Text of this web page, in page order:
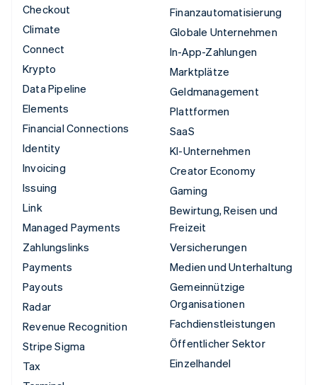
Checkout
Climate
Connect
Krypto
Data Pipeline
Elements
Financial Connections
Identity
Invoicing
Issuing
Link
Managed Payments
Zahlungslinks
Payments
Payouts
Radar
Revenue Recognition
Stripe Sigma
Tax
Finanzautomatisierung
Globale Unternehmen
In-App-Zahlungen
Marktplätze
Geldmanagement
Plattformen
SaaS
KI-Unternehmen
Creator Economy
Gaming
Bewirtung, Reisen und
Freizeit
Versicherungen
Medien und Unterhaltung
Gemeinnützige
Organisationen
Fachdienstleistungen
Öffentlicher Sektor
Einzelhandel